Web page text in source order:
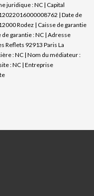
juridique : NC | Capital
| Date de
Rodez | Caisse de garantie
de garantie : NC | Adresse
Reflets 92913 Paris La
: NC | Nom du médiateur :
: NC | Entreprise